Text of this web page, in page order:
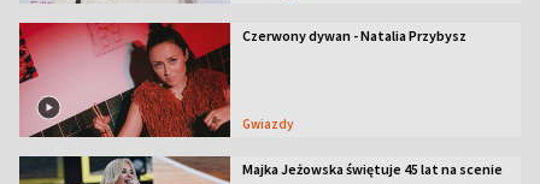
Czerwony dywan - Natalia Przybysz
Gwiazdy
Majka Jeżowska świętuje 45 lat na scenie